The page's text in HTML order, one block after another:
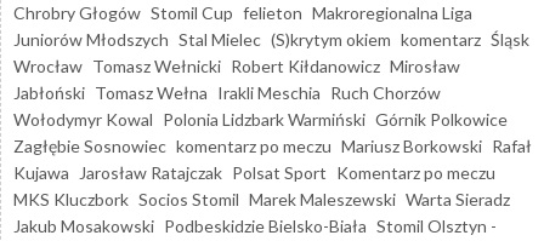
Chrobry Głogów Stomil Cup felieton Makroregionalna Liga
Juniorów Młodszych Stal Mielec (S)krytym okiem komentarz Śląsk
Wrocław Tomasz Wełnicki Robert Kiłdanowicz Mirosław
Jabłoński Tomasz Wełna Irakli Meschia Ruch Chorzów
Wołodymyr Kowal Polonia Lidzbark Warmiński Górnik Polkowice
Zagłębie Sosnowiec komentarz po meczu Mariusz Borkowski Rafał
Kujawa
Jarosław Ratajczak Polsat Sport Komentarz po meczu
MKS Kluczbork Socios Stomil Marek Maleszewski Warta Sieradz
Jakub Mosakowski Podbeskidzie Bielsko-Biała Stomil Olsztyn -